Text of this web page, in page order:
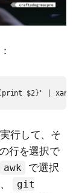
$2}' |
行して、そ
行を選択で
awk
で選択
git